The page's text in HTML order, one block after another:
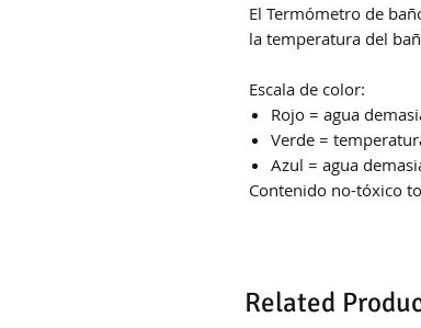
El Termómetro de
la temperatura del
Escala de color:
Rojo = agua
Verde =
Azul = agua
Contenido no-tóxico
Related